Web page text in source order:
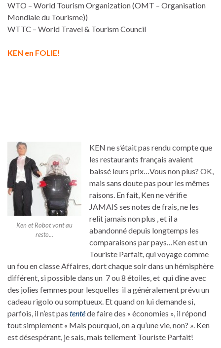
WTO – World Tourism Organization (OMT – Organisation
Mondiale du Tourisme))
WTTC – World Travel & Tourism Council
KEN en FOLIE!
Ken et Robot vont au
resto...
KEN ne s’était pas rendu compte que
les restaurants français avaient
baissé leurs prix…Vous non plus? OK,
mais sans doute pas pour les mêmes
raisons. En fait, Ken ne vérifie
JAMAIS ses notes de frais, ne les
relit jamais non plus , et il a
abandonné depuis longtemps les
comparaisons par pays…Ken est un
Touriste Parfait, qui voyage comme
un fou en classe Affaires, dort chaque soir dans un hémisphère
différent, si possible dans un 7 ou 8 étoiles, et qui dîne avec
des jolies femmes pour lesquelles il a généralement prévu un
cadeau rigolo ou somptueux. Et quand on lui demande si,
parfois, il n’est pas tentéde faire des « économies », il répond
tout simplement « Mais pourquoi, on a qu’une vie, non? ». Ken
est désespérant, je sais, mais tellement Touriste Parfait!